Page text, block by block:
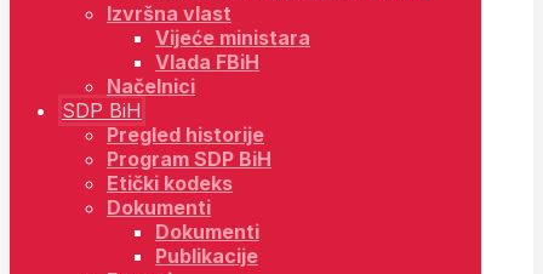
Izvršna vlast
Vijeće ministara
Vlada FBiH
Načelnici
SDP BiH
Pregled historije
Program SDP BiH
Etički kodeks
Dokumenti
Dokumenti
Publikacije